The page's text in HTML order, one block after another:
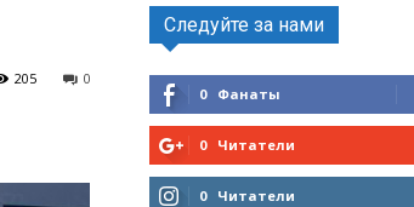
0
205
Следуйте за нами
0 Фанаты
0 Читатели
0 Читатели